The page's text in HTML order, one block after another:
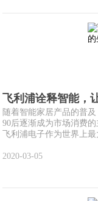
飞利浦诠释智能，
随着智能家居产品的普
90后逐渐成为市场消费
飞利浦电子作为世界上最
2020-03-05